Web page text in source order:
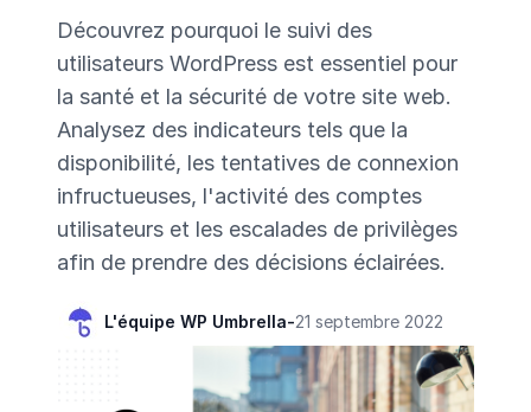
Découvrez pourquoi le suivi des
utilisateurs WordPress est essentiel pour
la santé et la sécurité de votre site web.
Analysez des indicateurs tels que la
disponibilité, les tentatives de connexion
infructueuses, l'activité des comptes
utilisateurs et les escalades de privilèges
afin de prendre des décisions éclairées.
L'équipe WP Umbrella-21 septembre 2022